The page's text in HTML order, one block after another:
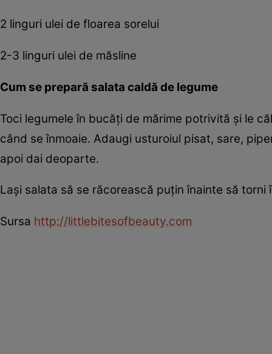
2 linguri ulei de floarea sorelui
2-3 linguri ulei de măsline
Cum se prepară salata caldă de legume
Toci legumele în bucăţi de mărime potrivită şi le
când se înmoaie. Adaugi usturoiul pisat, sare,
apoi dai deoparte.
Laşi salata să se răcorească puţin înainte să torni
Sursa http://littlebitesofbeauty.com